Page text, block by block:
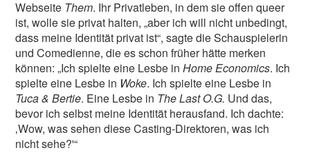
Webseite Them. Ihr Privatleben, in dem sie offen queer
ist, wolle sie privat halten, „aber ich will nicht unbedingt,
dass meine Identität privat ist“, sagte die Schauspielerin
und Comedienne, die es schon früher hätte merken
können: „Ich spielte eine Lesbe inHome Economics. Ich
spielte eine Lesbe in Woke. Ich spielte eine Lesbe in
Tuca & Bertie. Eine Lesbe in The Last O.G. Und das,
bevor ich selbst meine Identität herausfand. Ich dachte:
‚Wow, was sehen diese Casting-Direktoren, was ich
nicht sehe?'“